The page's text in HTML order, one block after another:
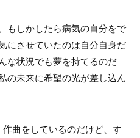
もしかしたら病気の自分をで
にさせていたのは自分自身だ
な状況でも夢を持てるのだ
の未来に希望の光が差し込ん
作曲をしているのだけど、す